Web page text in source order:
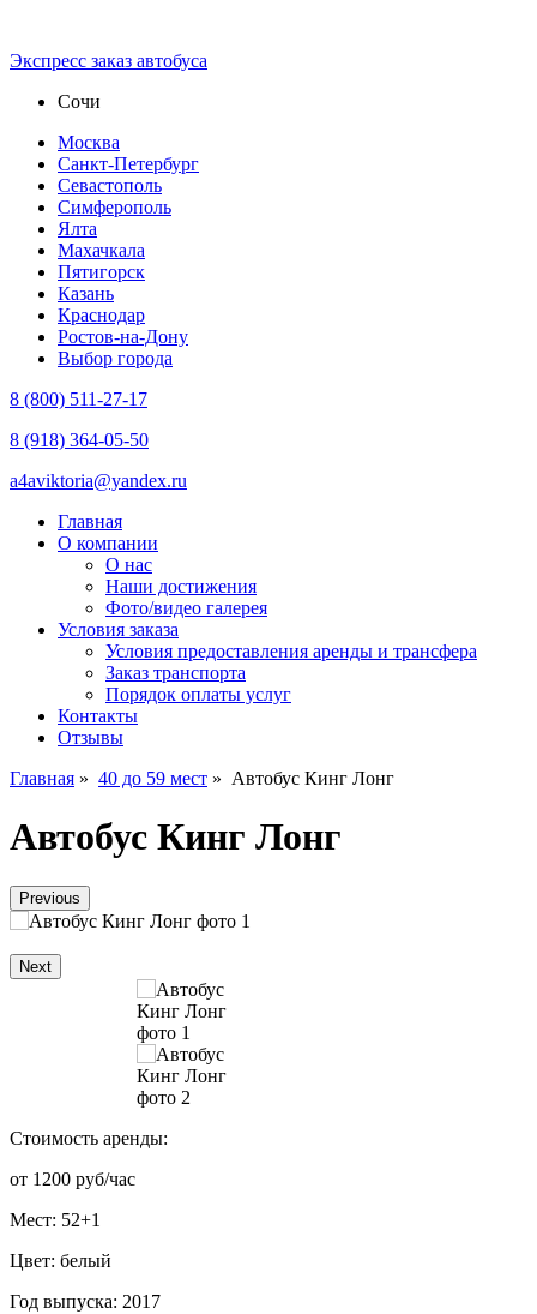
Экспресс зaказ автобуса
Сочи
Москва
Санкт-Петербург
Севастополь
Симферополь
Ялта
Махачкала
Пятигорск
Казань
Краснодар
Ростов-на-Дону
Выбор города
8 (800) 511-27-17
8 (918) 364-05-50
a4aviktoria@yandex.ru
Главная
О компании
О нас
Наши достижения
Фото/видео галерея
Условия заказа
Условия предоставления аренды и трансфера
Заказ транспорта
Порядок оплаты услуг
Контакты
Отзывы
Главная » 40 до 59 мест » Автобус Кинг Лонг
Автобус Кинг Лонг
Previous
Next
Стоимость аренды:
от 1200 руб/час
Мест: 52+1
Цвет: белый
Год выпуска: 2017